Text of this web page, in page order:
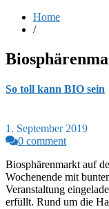
Home
/
So toll kann BIO sein
1. September 2019
0 comment
Biosphärenmarkt auf
Wochenende mit
Veranstaltung
erfüllt. Rund um die